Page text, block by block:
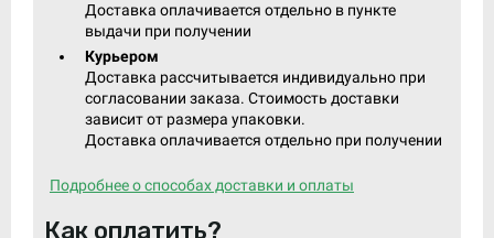
Доставка оплачивается отдельно в пункте
выдачи при получении
Курьером
Доставка рассчитывается индивидуально при
согласовании заказа. Стоимость доставки
зависит от размера упаковки.
Доставка оплачивается отдельно при получении
Подробнее о способах доставки и оплаты
Как оплатить?